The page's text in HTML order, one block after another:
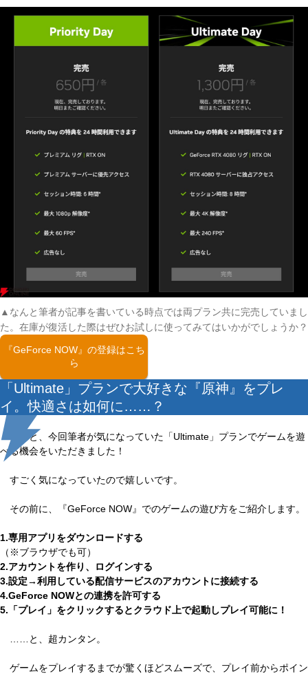
▲なんと筆者が記事を書いている時点では両プラン共に完売していまし
た。在庫が復活した際はぜひお試しに使ってみてはいかがでしょうか？
『GeForce NOW』の登録はこち
ら
「Ultimate」プランで大好きな『原神』をプレ
イ。快適さは如何に……？
なんと、今回筆者が気になっていた「Ultimate」プランでゲームを遊
べる機会をいただきました！
すごく気になっていたので嬉しいです。
その前に、『GeForce NOW』でのゲームの遊び方をご紹介します。
1.専用アプリをダウンロードする
（※ブラウザでも可）
2.アカウントを作り、ログインする
3.設定→利用している配信サービスのアカウントに接続する
4.GeForce NOWとの連携を許可する
5.「プレイ」をクリックするとクラウド上で起動しプレイ可能に！
……と、超カンタン。
ゲームをプレイするまでが驚くほどスムーズで、プレイ前からポイン